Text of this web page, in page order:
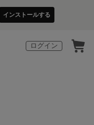
インストールする
ログイン